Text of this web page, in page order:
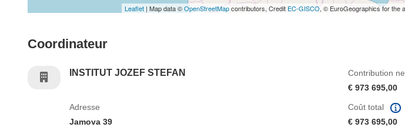
Leaflet | Map data ©OpenStreetMapcontributors, Credit EC-GISCO, © EuroGeographics for the
Coordinateur
INSTITUT JOZEF STEFAN
Contribution
€ 973 695,00
Adresse
Jamova 39
Coût total
€ 973 695,00